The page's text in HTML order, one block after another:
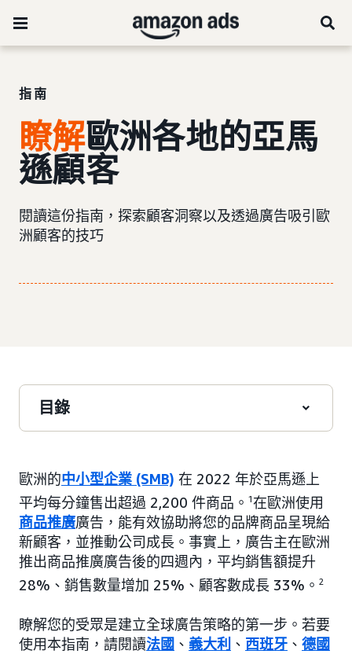
指南
瞭解歐洲各地的亞馬
遜顧客
閱讀這份指南，探索顧客洞察以及透過廣告吸引歐
洲顧客的技巧
目錄
歐洲的中小型企業 (SMB) 在 2022 年於亞馬遜上
平均每分鐘售出超過 2,200 件商品。 1在歐洲使用
商品推廣廣告，能有效協助將您的品牌商品呈現給
新顧客，並推動公司成長。事實上，廣告主在歐洲
推出商品推廣廣告後的四週內，平均銷售額提升
28%、銷售數量增加 25%、顧客數成長 33%。 2
瞭解您的受眾是建立全球廣告策略的第一步。若要
使用本指南，請閱讀法國 、 義大利 、 西班牙 、 德國